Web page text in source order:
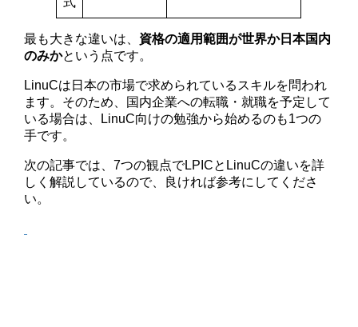
最も大きな違いは、 資格の適用範囲が世界か日本国内
のみかという点です。
LinuCは日本の市場で求められているスキルを問われ
ます。そのため、国内企業への転職・就職を予定して
いる場合は、LinuC向けの勉強から始めるのも1つの
手です。
次の記事では、7つの観点でLPICとLinuCの違いを詳
しく解説しているので、良ければ参考にしてくださ
い。